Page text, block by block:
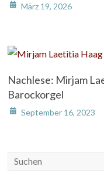
März 19, 2026
Nachlese: Mirjam
Barockorgel
September 16, 2023